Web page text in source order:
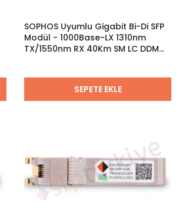
SOPHOS Uyumlu Gigabit Bi-Di SFP
Modül - 1000Base-LX 1310nm
TX/1550nm RX 40Km SM LC DDM
SEPETE EKLE